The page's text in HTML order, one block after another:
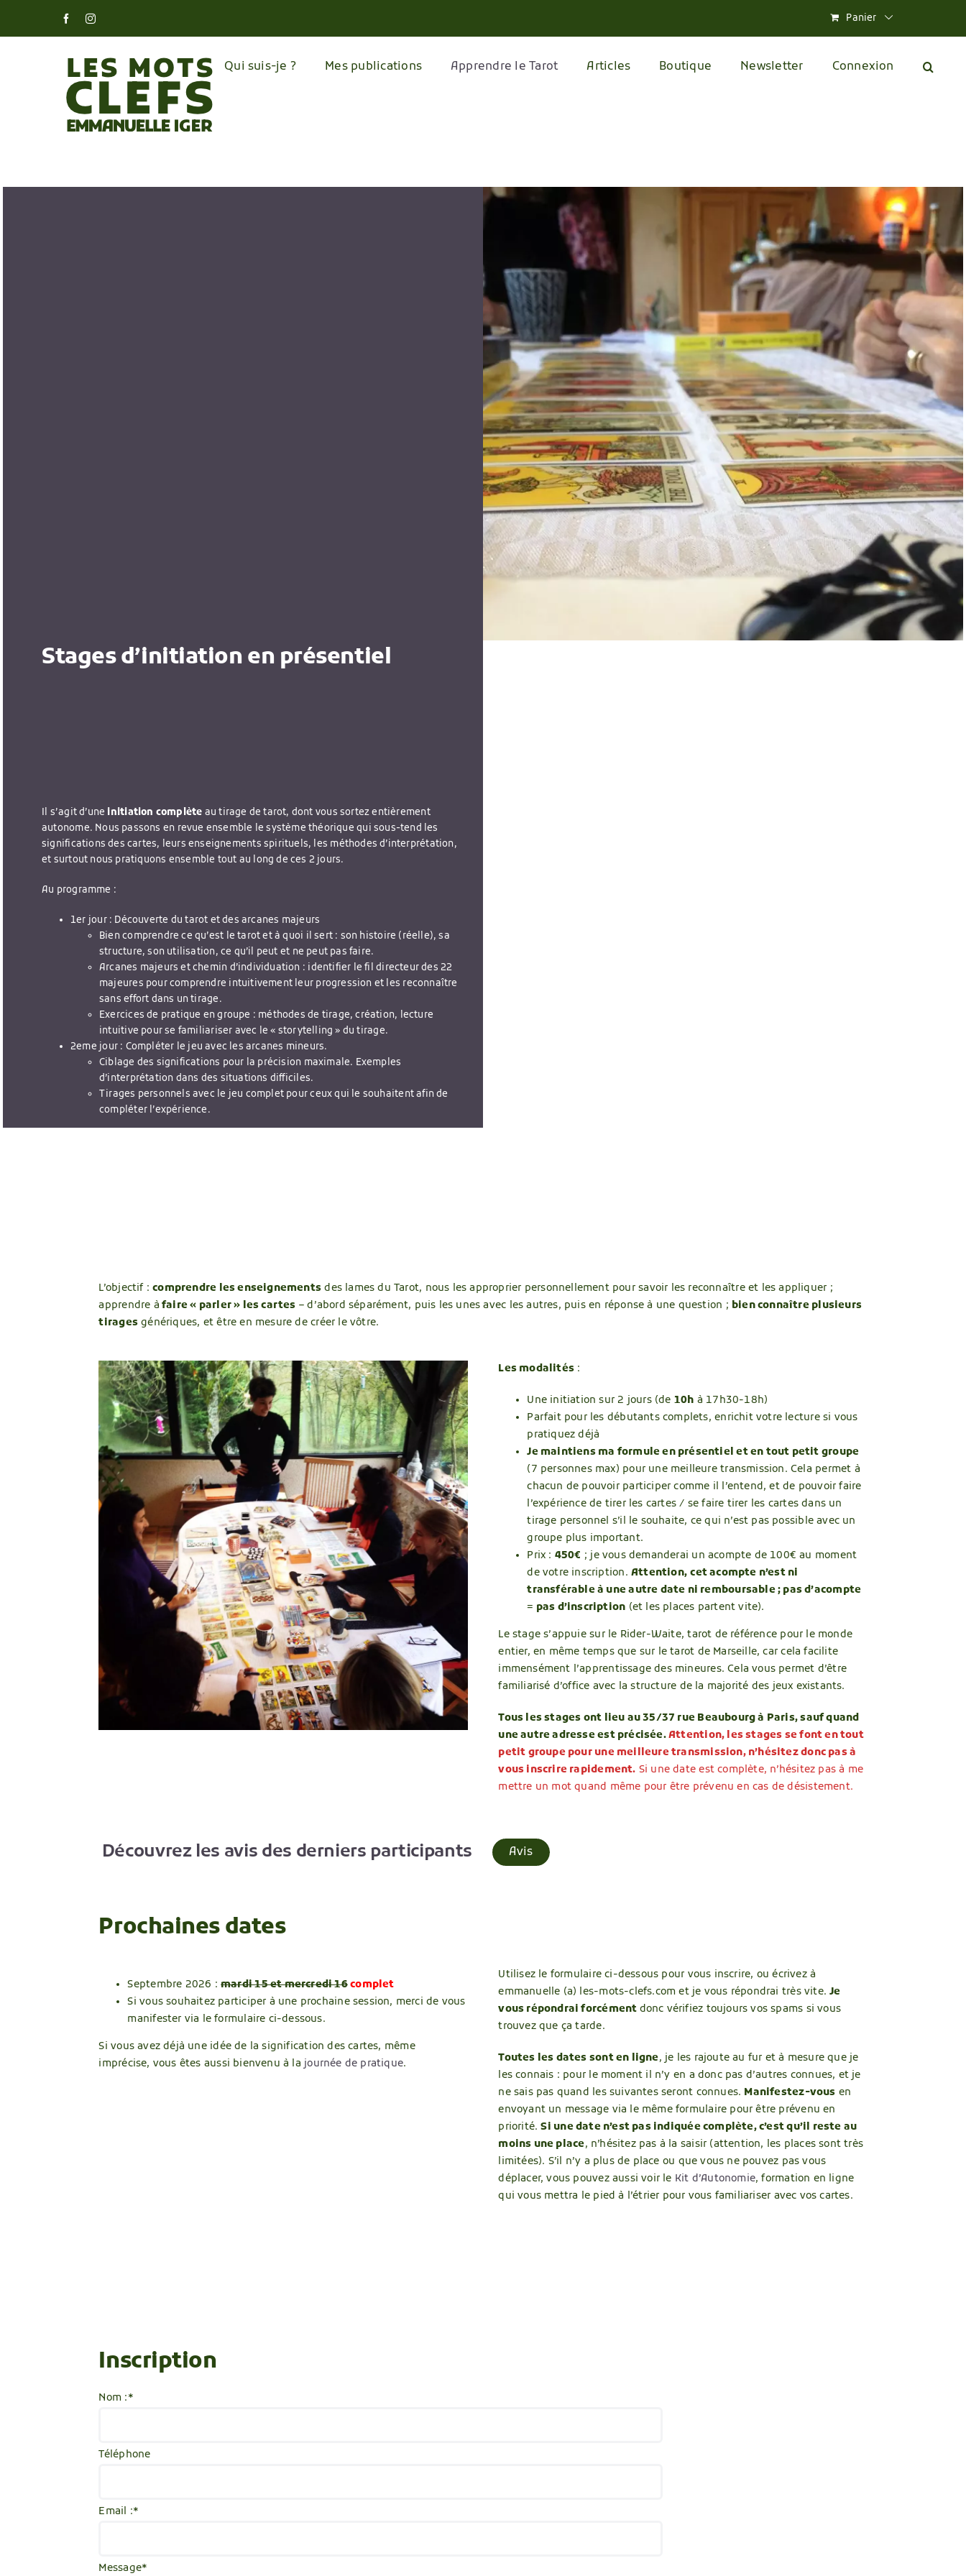
FacebookInstagram Panier
Qui suis-je ? Mes publications Apprendre le Tarot Articles Boutique Newsletter Connexion
Stages d’initiation en présentiel
Il s’agit d’une initiation complète au tirage de tarot, dont vous sortez entièrement
autonome. Nous passons en revue ensemble le système théorique qui sous-tend les
significations des cartes, leurs enseignements spirituels, les méthodes d’interprétation,
et surtout nous pratiquons ensemble tout au long de ces 2 jours.
Au programme :
1er jour : Découverte du tarot et des arcanes majeurs
Bien comprendre ce qu’est le tarot et à quoi il sert : son histoire (réelle), sa
structure, son utilisation, ce qu’il peut et ne peut pas faire.
Arcanes majeurs et chemin d’individuation : identifier le fil directeur des 22
majeures pour comprendre intuitivement leur progression et les reconnaître
sans effort dans un tirage.
Exercices de pratique en groupe : méthodes de tirage, création, lecture
intuitive pour se familiariser avec le « storytelling » du tirage.
2eme jour : Compléter le jeu avec les arcanes mineurs.
Ciblage des significations pour la précision maximale. Exemples
d’interprétation dans des situations difficiles.
Tirages personnels avec le jeu complet pour ceux qui le souhaitent afin de
compléter l’expérience.
L’objectif :comprendre les enseignements des lames du Tarot, nous les approprier personnellement pour savoir les reconnaître et les appliquer ;
apprendre à faire « parler » les cartes – d’abord séparément, puis les unes avec les autres, puis en réponse à une question ; bien connaître plusieurs
tiragesgénériques, et être en mesure de créer le vôtre.
Les modalités :
Une initiation sur 2 jours (de 10h à 17h30-18h)
Parfait pour les débutants complets, enrichit votre lecture si vous
pratiquez déjà
Je maintiens ma formule en présentiel et en tout petit groupe
(7 personnes max) pour une meilleure transmission. Cela permet à
chacun de pouvoir participer comme il l’entend, et de pouvoir faire
l’expérience de tirer les cartes / se faire tirer les cartes dans un
tirage personnel s’il le souhaite, ce qui n’est pas possible avec un
groupe plus important.
Prix : 450€ ; je vous demanderai un acompte de 100€ au moment
de votre inscription. Attention, cet acompte n’est ni
transférable à une autre date ni remboursable ; pas d’acompte
= pas d’inscription (et les places partent vite).
Le stage s’appuie sur le Rider-Waite, tarot de référence pour le monde
entier, en même temps que sur le tarot de Marseille, car cela facilite
immensément l’apprentissage des mineures. Cela vous permet d’être
familiarisé d’office avec la structure de la majorité des jeux existants.
Tous les stages ont lieu au 35/37 rue Beaubourg à Paris, sauf quand
une autre adresse est précisée.Attention, les stages se font en tout
petit groupe pour une meilleure transmission, n’hésitez donc pas à
vous inscrire rapidement. Si une date est complète, n’hésitez pas à me
mettre un mot quand même pour être prévenu en cas de désistement.
Découvrez les avis des derniers participants Avis
Prochaines dates
Septembre 2026 :mardi 15 et mercredi 16complet
Si vous souhaitez participer à une prochaine session, merci de vous
manifester via le formulaire ci-dessous.
Si vous avez déjà une idée de la signification des cartes, même
imprécise, vous êtes aussi bienvenu à lajournée de pratique.
Utilisez le formulaire ci-dessous pour vous inscrire, ou écrivez à
emmanuelle (a) les-mots-clefs.com et je vous répondrai très vite.Je
vous répondrai forcément donc vérifiez toujours vos spams si vous
trouvez que ça tarde.
Toutes les dates sont en ligne, je les rajoute au fur et à mesure que je
les connais : pour le moment il n’y en a donc pas d’autres connues, et je
ne sais pas quand les suivantes seront connues. Manifestez-vous en
envoyant un message via le même formulaire pour être prévenu en
priorité.Si une date n’est pas indiquée complète, c’est qu’il reste au
moins une place, n’hésitez pas à la saisir (attention, les places sont très
limitées). S’il n’y a plus de place ou que vous ne pouvez pas vous
déplacer, vous pouvez aussi voir le Kit d’Autonomie, formation en ligne
qui vous mettra le pied à l’étrier pour vous familiariser avec vos cartes.
Inscription
Nom :*
Téléphone
Email :*
Message*